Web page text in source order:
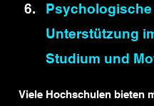
Psychologische
Unterstützung
Studium und
Viele Hochschulen bieten